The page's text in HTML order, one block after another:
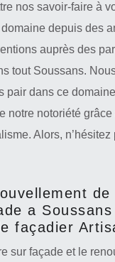
nos savoir-faire à
depuis des
auprès des
tout Soussans.
pair dans ce
notre notoriété
Alors,
a
façadier
sur façade et le